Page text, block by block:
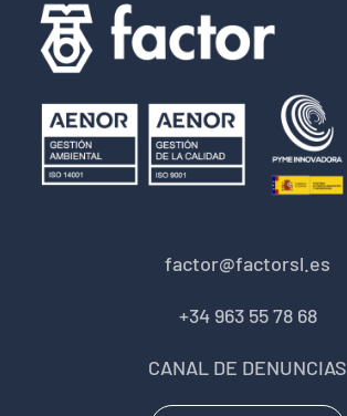
factor@factorsl.es
+34 963 55 78 68
CANAL DE DENUNCIAS